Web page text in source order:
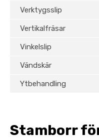
Verktygsslip
Vertikalfräsar
Vinkelslip
Vändskär
Ytbehandling
Stamborr